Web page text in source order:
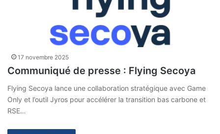
17 novembre 2025
Communiqué de presse : Flying Secoya
Flying Secoya lance une collaboration stratégique avec Game
Only et l’outil Jyros pour accélérer la transition bas carbone et
RSE…